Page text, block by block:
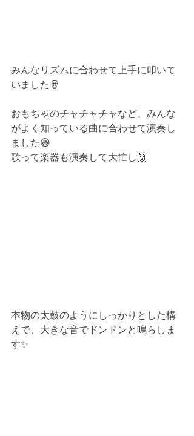
みんなリズムに合わせて上手に叩いて
いました🪘
おもちゃのチャチャチャなど、みんな
がよく知っている曲に合わせて演奏し
ました😆
歌って楽器も演奏して大忙し🙌
本物の太鼓のようにしっかりとした構
えで、大きな音でドンドンと鳴らしま
す✨